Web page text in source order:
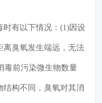
有以下情况：(1)因设
离臭氧发生端远，无法
毒前污染微生物数量
结构不同，臭氧对其消